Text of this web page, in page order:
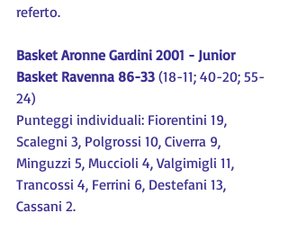
referto.
Basket Aronne Gardini 2001 - Junior
Basket Ravenna 86-33 (18-11; 40-20; 55-
24)
Punteggi individuali: Fiorentini 19,
Scalegni 3, Polgrossi 10, Civerra 9,
Minguzzi 5, Muccioli 4, Valgimigli 11,
Trancossi 4, Ferrini 6, Destefani 13,
Cassani 2.